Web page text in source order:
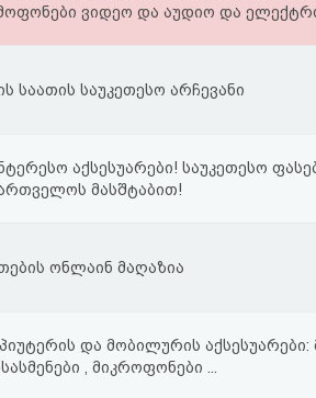
ვიდეო და აუდიო და
საათის საუკეთესო არჩევანი
აქსესუარები! საუკეთესო
მასშტაბით!
ონლაინ მაღაზია
და მობილურის აქსესუარები:
, მიკროფონები ...